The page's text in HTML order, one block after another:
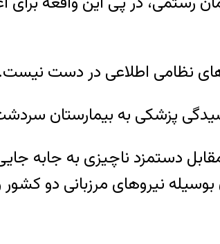
نظامی اطلاعی در دست نیست.
پزشکی به بیمارستان
دستمزد ناچیزی به جابه
بوسیله نیروهای مرزبانی دو